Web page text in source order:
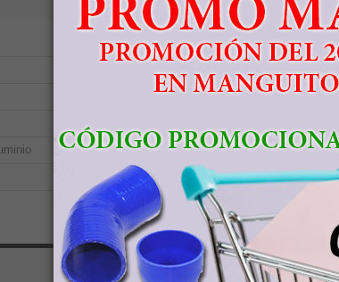
Resistencia tracción, Ultima 950 MPa
Límite elástico 827 MPa
Elongación a la rotura 14%
Módulo de elasticidad 113.8 GPa
Resistencia a la fluencia compresiva 970
Ultima fuerza de rotura 1860 MPa, para e/D
Proporción de Poisson 0.342
Impacto Charpy 17 J, Forma V